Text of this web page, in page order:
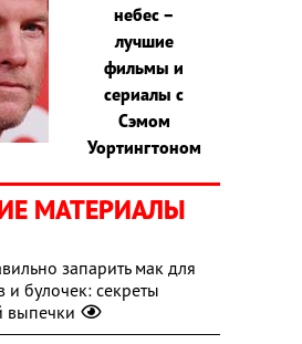
небес –
лучшие
фильмы и
сериалы с
Сэмом
Уортингтоном
МАТЕРИАЛЫ
запарить мак для
и булочек: секреты
выпечки